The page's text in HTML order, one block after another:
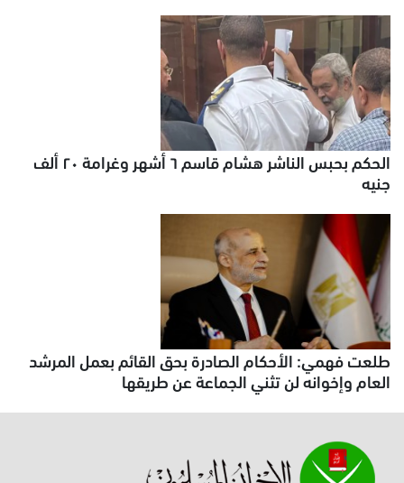
الحكم بحبس الناشر هشام قاسم ٦ أشهر وغرامة ٢٠ ألف
جنيه
طلعت فهمي: الأحكام الصادرة بحق القائم بعمل المرشد
العام وإخوانه لن تثني الجماعة عن طريقها